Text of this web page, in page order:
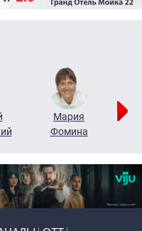
Мария
Фомина